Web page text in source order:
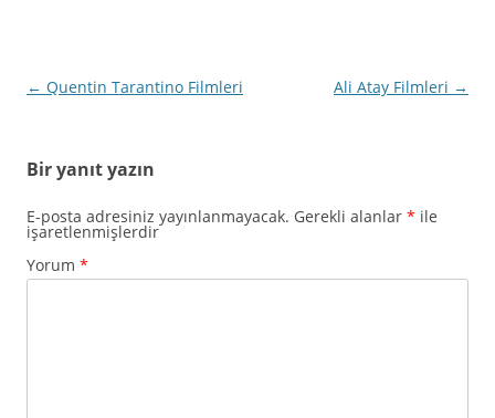
Yazı
← Quentin Tarantino Filmleri Ali Atay Filmleri →
Bir yanıt yazın
E-posta adresiniz yayınlanmayacak. Gerekli alanlar * ile
işaretlenmişlerdir
Yorum *